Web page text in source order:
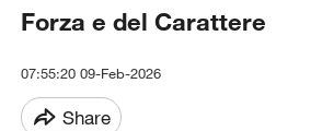
Forza e del Carattere
07:55:20 09-Feb-2026
Share